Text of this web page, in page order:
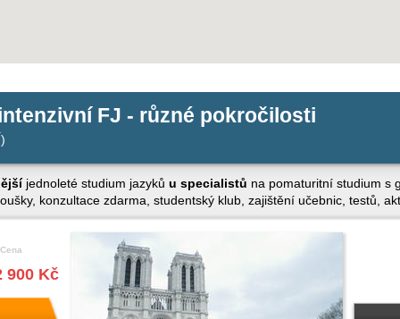
FJ - různé pokročilosti
jednoleté studium jazyků u specialistů na pomaturitní studium s
konzultace zdarma, studentský klub, zajištění učebnic, testů,
Cena
900 Kč